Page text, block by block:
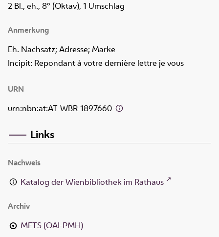
2 Bl., eh., 8° (Oktav), 1 Umschlag
Anmerkung
Eh. Nachsatz; Adresse; Marke
Incipit: Repondant à votre dernière lettre je vous
URN
urn:nbn:at:AT-WBR-1897660
Links
Nachweis
Katalog der Wienbibliothek im Rathaus
Archiv
METS (OAI-PMH)